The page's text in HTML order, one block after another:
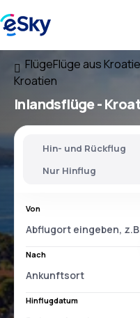
FlügeFlüge aus
Kroatien
Inlandsflüge -
Hin- und Rückflug
Nur Hinflug
Von
Nach
Hinflugdatum